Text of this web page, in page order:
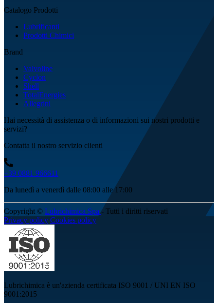
Catalogo Prodotti
Lubrificanti
Prodotti Chimici
Brand
Valvoline
Cyclon
Shell
TotalEnergies
Allegrini
Hai necessità di assistenza o di informazioni sui nostri prodotti e
servizi?
Contatta il nostro servizio clienti
+39 0881 966611
Da lunedì a venerdì dalle 08:00 alle 17:00
Copyright © Lubrichimica Spa- Tutti i diritti riservati
Privacy policy Cookies policy
Lubrichimica è un'azienda certificata ISO 9001 / UNI EN ISO
9001:2015